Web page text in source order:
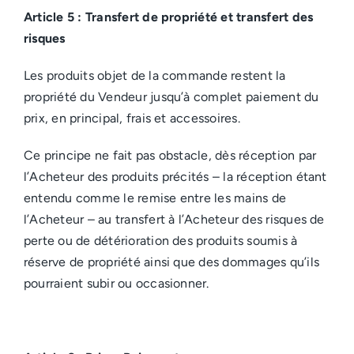
Article 5 : Transfert de propriété et transfert des
risques
Les produits objet de la commande restent la
propriété du Vendeur jusqu’à complet paiement du
prix, en principal, frais et accessoires.
Ce principe ne fait pas obstacle, dès réception par
l’Acheteur des produits précités – la réception étant
entendu comme le remise entre les mains de
l’Acheteur – au transfert à l’Acheteur des risques de
perte ou de détérioration des produits soumis à
réserve de propriété ainsi que des dommages qu’ils
pourraient subir ou occasionner.